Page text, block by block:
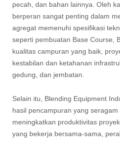
pecah, dan bahan lainnya. Oleh
berperan sangat penting dalam
agregat memenuhi spesifikasi
seperti pembuatan Base Course,
kualitas campuran yang baik,
kestabilan dan ketahanan
gedung, dan jembatan.
Selain itu, Blending Equipment
hasil pencampuran yang
meningkatkan produktivitas
yang bekerja bersama-sama,